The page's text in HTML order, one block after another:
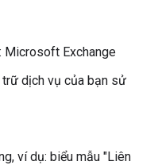
Microsoft Exchange
dịch vụ của bạn sử
ví dụ: biểu mẫu "Liên